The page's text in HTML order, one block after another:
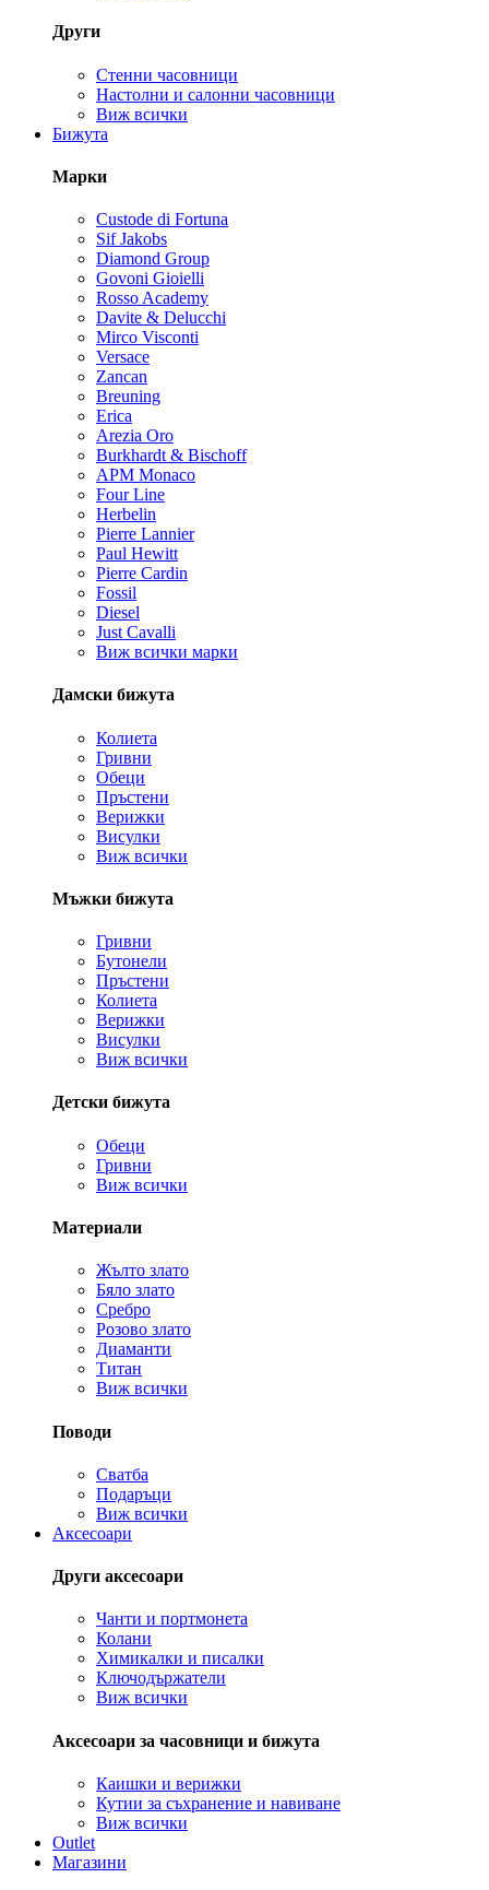
Други
Стенни часовници
Настолни и салонни часовници
Виж всички
Бижута
Марки
Custode di Fortuna
Sif Jakobs
Diamond Group
Govoni Gioielli
Rosso Academy
Davite & Delucchi
Mirco Visconti
Versace
Zancan
Breuning
Erica
Arezia Oro
Burkhardt & Bischoff
APM Monaco
Four Line
Herbelin
Pierre Lannier
Paul Hewitt
Pierre Cardin
Fossil
Diesel
Just Cavalli
Виж всички марки
Дамски бижута
Колиета
Гривни
Обеци
Пръстени
Верижки
Висулки
Виж всички
Мъжки бижута
Гривни
Бутонели
Пръстени
Колиета
Верижки
Висулки
Виж всички
Детски бижута
Обеци
Гривни
Виж всички
Материали
Жълто злато
Бяло злато
Сребро
Розово злато
Диаманти
Титан
Виж всички
Поводи
Сватба
Подаръци
Виж всички
Аксесоари
Други аксесоари
Чанти и портмонета
Колани
Химикалки и писалки
Ключодържатели
Виж всички
Аксесоари за часовници и бижута
Каишки и верижки
Кутии за съхранение и навиване
Виж всички
Outlet
Магазини